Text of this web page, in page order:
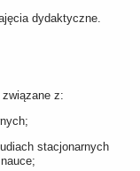
dydaktyczne.
związane z:
stacjonarnych